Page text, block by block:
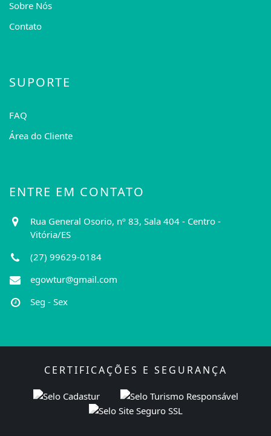
Sobre Nós
Contato
SUPORTE
FAQ
Área do Cliente
ENTRE EM CONTATO
Rua General Osorio, nº 83, Sala 404 - Centro -
Vitória/ES
(27) 99629-0184
egowtur@gmail.com
Seg - Sex
CERTIFICAÇÕES E SEGURANÇA